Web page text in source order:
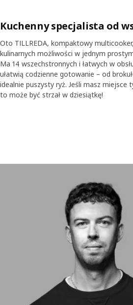
Kuchenny specjalista od
Oto TILLREDA, kompaktowy
kulinarnych możliwości w jednym
Ma 14 wszechstronnych i łatwych w
ułatwią codzienne gotowanie – od
idealnie puszysty ryż. Jeśli masz miejsce
to może być strzał w dziesiątkę!
Wstrzymaj wideo
transkrypcję